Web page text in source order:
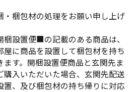
・梱包材の処理をお願い申し上げ
設置便■の記載のある商品は、
屋に商品を設置して梱包材を持ち
ます。開梱設置便商品と玄関先ま
購入いただいた場合、玄関先配送
置、及び梱包材の持ち帰りに対応